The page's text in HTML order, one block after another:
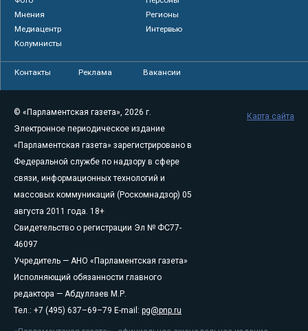
Мнения
Регионы
Медиацентр
Интервью
Колумнисты
Контакты Реклама Вакансии
© «Парламентская газета», 2026 г.
Электронное периодическое издание
«Парламентская газета» зарегистрировано в
Федеральной службе по надзору в сфере
связи, информационных технологий и
массовых коммуникаций (Роскомнадзор) 05
августа 2011 года. 18+
Свидетельство о регистрации Эл № ФС77-
46097
Учредитель — АНО «Парламентская газета»
Исполняющий обязанности главного
редактора — Абдуллаев М.Р.
Тел.: +7 (495) 637–69–79 E-mail: pg@pnp.ru
Карта сайта